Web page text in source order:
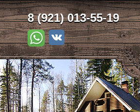
8 (921) 013-55-19